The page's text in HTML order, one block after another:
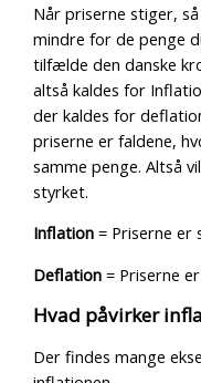
Når priserne stiger,
mindre for de penge
tilfælde den danske
altså kaldes for
der kaldes for
priserne er faldene,
samme penge. Altså
styrket.
Inflation = Priserne er
Deflation = Priserne
Hvad påvirker
Der findes mange